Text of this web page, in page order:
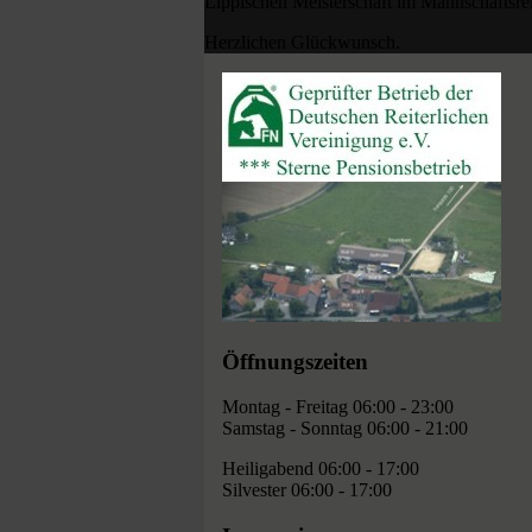
Öffnungszeiten
Montag - Freitag 06:00 - 23:00
Samstag - Sonntag 06:00 - 21:00
Heiligabend 06:00 - 17:00
Silvester 06:00 - 17:00